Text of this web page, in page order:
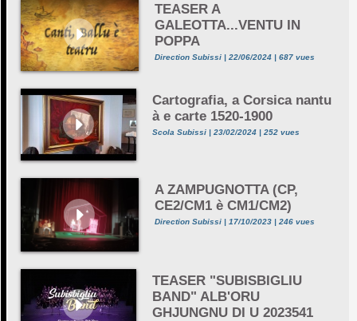
TEASER A
GALEOTTA...VENTU IN
POPPA
Direction Subissi | 22/06/2024 | 687 vues
Cartografia, a Corsica nantu
à e carte 1520-1900
Scola Subissi | 23/02/2024 | 252 vues
A ZAMPUGNOTTA (CP,
CE2/CM1 è CM1/CM2)
Direction Subissi | 17/10/2023 | 246 vues
TEASER "SUBISBIGLIU
BAND" ALB'ORU
GHJUNGNU DI U 2023541